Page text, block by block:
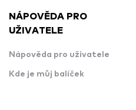
NÁPOVĚDA PRO
UŽIVATELE
Nápověda pro uživatele
Kde je můj balíček